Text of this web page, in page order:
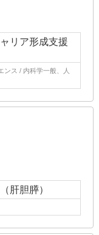
リア形成支援
ンス / 内科学一般、人
肝胆膵）